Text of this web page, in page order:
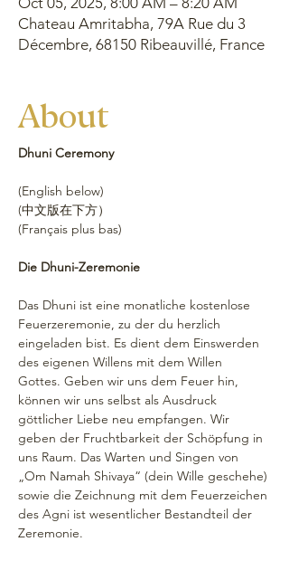
Chateau Amritabha, 79A Rue du 3
Décembre, 68150 Ribeauvillé, France
About
Dhuni Ceremony
(English below)
(中文版在下方）
(Français plus bas)
Die Dhuni-Zeremonie
Das Dhuni ist eine monatliche kostenlose
Feuerzeremonie, zu der du herzlich
eingeladen bist. Es dient dem Einswerden
des eigenen Willens mit dem Willen
Gottes. Geben wir uns dem Feuer hin,
können wir uns selbst als Ausdruck
göttlicher Liebe neu empfangen. Wir
geben der Fruchtbarkeit der Schöpfung in
uns Raum. Das Warten und Singen von
„Om Namah Shivaya“ (dein Wille geschehe)
sowie die Zeichnung mit dem Feuerzeichen
des Agni ist wesentlicher Bestandteil der
Zeremonie.